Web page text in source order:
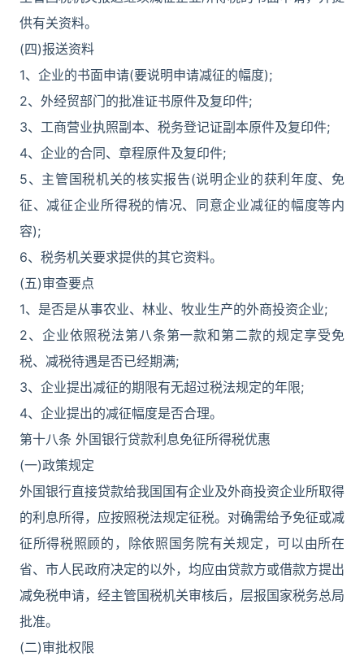
供有关资料。
(四)报送资料
1、企业的书面申请(要说明申请减征的幅度);
2、外经贸部门的批准证书原件及复印件;
3、工商营业执照副本、税务登记证副本原件及复印件;
4、企业的合同、章程原件及复印件;
5、主管国税机关的核实报告(说明企业的获利年度、免
征、减征企业所得税的情况、同意企业减征的幅度等内
容);
6、税务机关要求提供的其它资料。
(五)审查要点
1、是否是从事农业、林业、牧业生产的外商投资企业;
2、企业依照税法第八条第一款和第二款的规定享受免
税、减税待遇是否已经期满;
3、企业提出减征的期限有无超过税法规定的年限;
4、企业提出的减征幅度是否合理。
第十八条 外国银行贷款利息免征所得税优惠
(一)政策规定
外国银行直接贷款给我国国有企业及外商投资企业所取得
的利息所得，应按照税法规定征税。对确需给予免征或减
征所得税照顾的，除依照国务院有关规定，可以由所在
省、市人民政府决定的以外，均应由贷款方或借款方提出
减免税申请，经主管国税机关审核后，层报国家税务总局
批准。
(二)审批权限